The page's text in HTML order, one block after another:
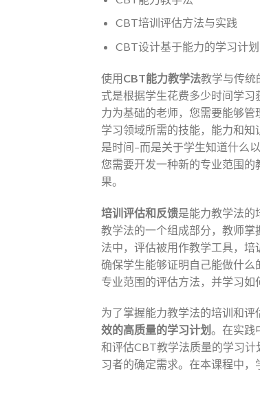
CBT培训评估方法与实践
CBT设计基于能力的学习计划
使用CBT能力教学法教学与传统
式是根据学生花费多少时间学
力为基础的老师，您需要能够
学习领域所需的技能，能力和
是时间–而是关于学生知道什么
您需要开发一种新的专业范围
果。
培训评估和反馈是能力教学法的
教学法的一个组成部分，教师
法中，评估被用作教学工具，
确保学生能够证明自己能做什
专业范围的评估方法，并学习如
为了掌握能力教学法的培训和
效的高质量的学习计划 。在实践
和评估CBT教学法质量的学习
习者的确定需求。在本课程中